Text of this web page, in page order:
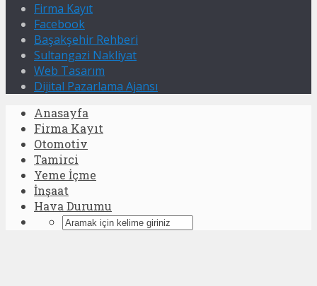
Firma Kayıt
Facebook
Başakşehir Rehberi
Sultangazi Nakliyat
Web Tasarım
Dijital Pazarlama Ajansı
Anasayfa
Firma Kayıt
Otomotiv
Tamirci
Yeme İçme
İnşaat
Hava Durumu